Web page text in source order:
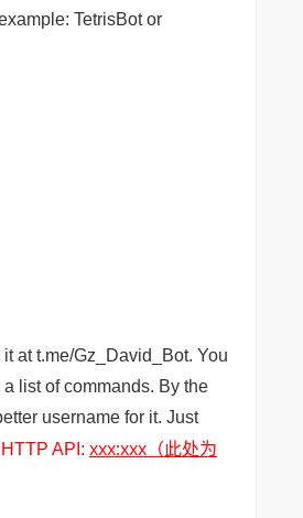
TetrisBot or
at t.me/Gz_David_Bot. You
list of commands. By the
username for it. Just
HTTP API: xxx:xxx（此处为